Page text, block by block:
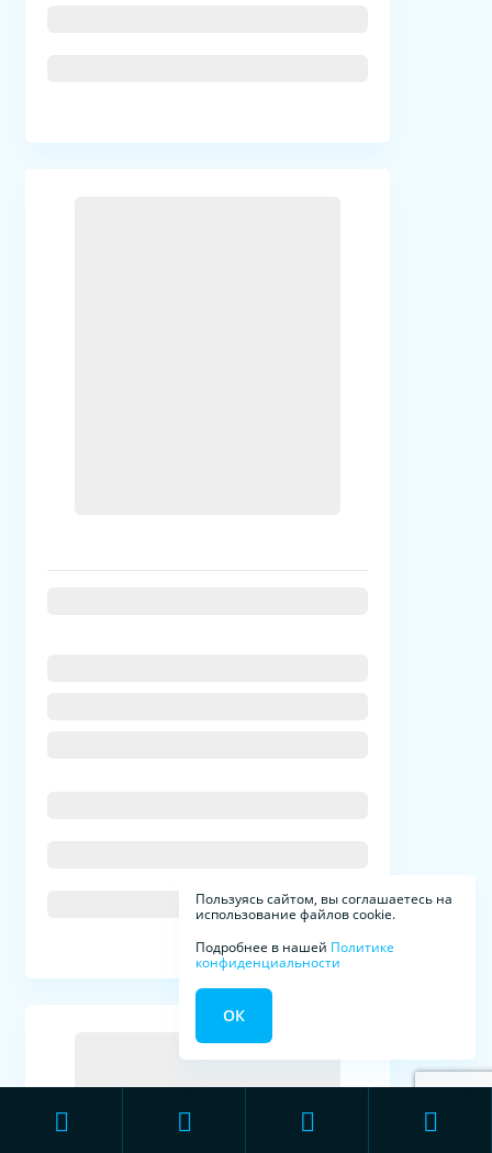
Пользуясь сайтом, вы соглашаетесь на
использование файлов cookie.
Подробнее в нашей Политике
конфиденциальности
ОК